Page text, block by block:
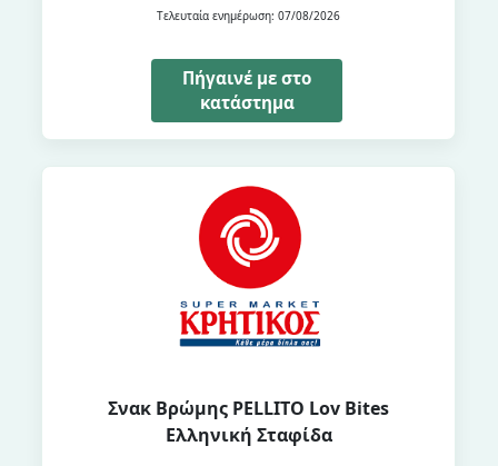
Τελευταία ενημέρωση: 07/08/2026
Πήγαινέ με στο
κατάστημα
Σνακ Βρώμης PELLITO Lov Bites
Ελληνική Σταφίδα